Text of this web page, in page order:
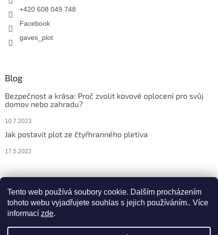
Tento web používá soubory cookie. Dalším procházením
tohoto webu vyjadřujete souhlas s jejich používáním.. Více
informací zde.
+420 608 049 748
Facebook
gaves_plot
Blog
Bezpečnost a krása: Proč zvolit kovové oplocení pro svůj
domov nebo zahradu?
10.7.2023
Jak postavit plot ze čtyřhranného pletiva
17.5.2022